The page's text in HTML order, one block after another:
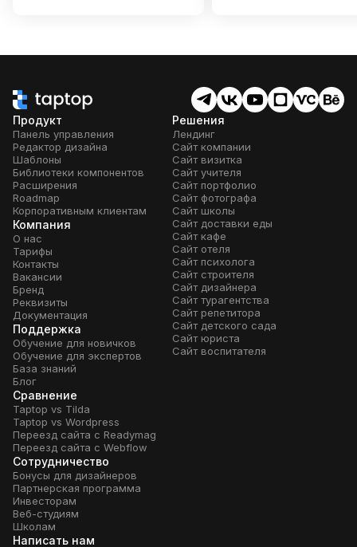
Продукт
Панель управления
Редактор дизайна
Шаблоны
Библиотеки компонентов
Расширения
Roadmap
Корпоративным клиентам
Компания
О нас
Тарифы
Контакты
Вакансии
Бренд
Реквизиты
Документация
Поддержка
Обучение для новичков
Обучение для экспертов
База знаний
Блог
Сравнение
Taptop vs Tilda
Taptop vs Wordpress
Переезд сайта с Readymag
Переезд сайта с Webflow
Сотрудничество
Бонусы для дизайнеров
Партнерская программа
Инвесторам
Веб-студиям
Школам
Написать нам
Решения
Лендинг
Сайт компании
Сайт визитка
Сайт учителя
Сайт портфолио
Сайт фотографа
Сайт школы
Сайт доставки еды
Сайт кафе
Сайт отеля
Сайт психолога
Сайт строителя
Сайт дизайнера
Сайт турагентства
Сайт репетитора
Сайт детского сада
Сайт юриста
Сайт воспитателя